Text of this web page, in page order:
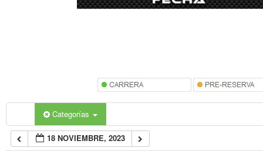
Categorías
18 NOVIEMBRE, 2023
7:00